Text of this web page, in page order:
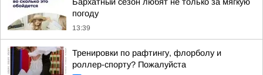
погоду
13:39
Тренировки по рафтингу, флорболу и
роллер-спорту? Пожалуйста